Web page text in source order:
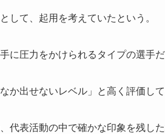
して、起用を考えていたという。
に圧力をかけられるタイプの選手だ
か出せないレベル」と高く評価して
代表活動の中で確かな印象を残した